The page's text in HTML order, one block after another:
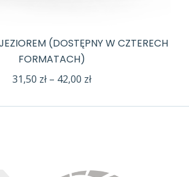
(DOSTĘPNY W CZTERECH
FORMATACH)
31,50 zł – 42,00 złZakres